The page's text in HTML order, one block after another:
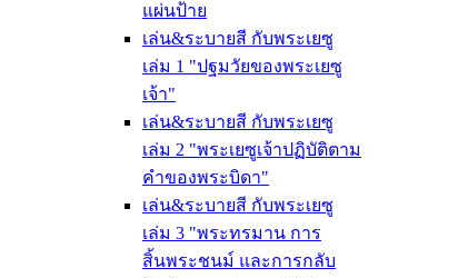
แผ่นป้าย
เล่น&ระบายสี กับพระเยซู
เล่ม 1 "ปฐมวัยของพระเยซู
เจ้า"
เล่น&ระบายสี กับพระเยซู
เล่ม 2 "พระเยซูเจ้าปฏิบัติตาม
คำของพระบิดา"
เล่น&ระบายสี กับพระเยซู
เล่ม 3 "พระทรมาน การ
สิ้นพระชนม์ และการกลับ